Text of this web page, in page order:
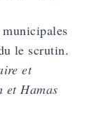
le scrutin.
et
et Hamas